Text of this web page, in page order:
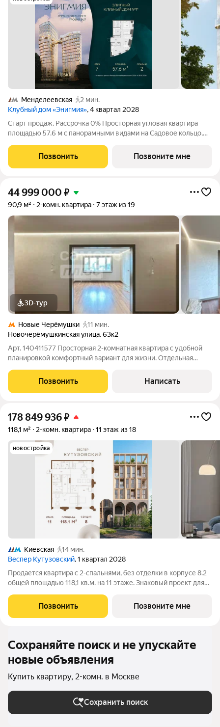
Менделеевская
2 мин.
Клубный дом «Энигмия», 4 квартал 2028
Старт продаж. Рассрочка 0% Просторная угловая квартира
площадью 57.6 м с панорамными видами на Садовое кольцо,
мастер-спальней и гардеробной с окном. ЭНИГМИЯ дом-
скульптура, притягивающий
Позвонить Позвоните мне
44 999 000 ₽
90,9 м² 2-комн. квартира 7 этаж из 19
3D-тур
Новые Черёмушки
11 мин.
Новочерёмушкинская улица,63к2
Арт. 140411577 Просторная 2-комнатная квартира с удобной
планировкой комфортный вариант для жизни. Отдельная
просторный холл всё продумано для удобства и уюта.
Основные работы уже выполнены,
Позвонить Написать
178 849 936₽
118,1 м² 2-комн. квартира 11 этаж из 18
новостройка
Киевская
14 мин.
Веспер Кутузовский, 1 квартал 2028
Продается квартира с 2-спальнями, без отделки в корпусе 8.2
общей площадью 118,1 кв.м. на 11 этаже. Знаковый проект для
площадью 3,7 га расположен на Кутузовском проспекте и
воплощает новую
Позвонить Позвоните мне
Сохраняйте поиск и не упускайте
новые объявления
Купить квартиру, 2-комн. в Москве
Сохранить поиск